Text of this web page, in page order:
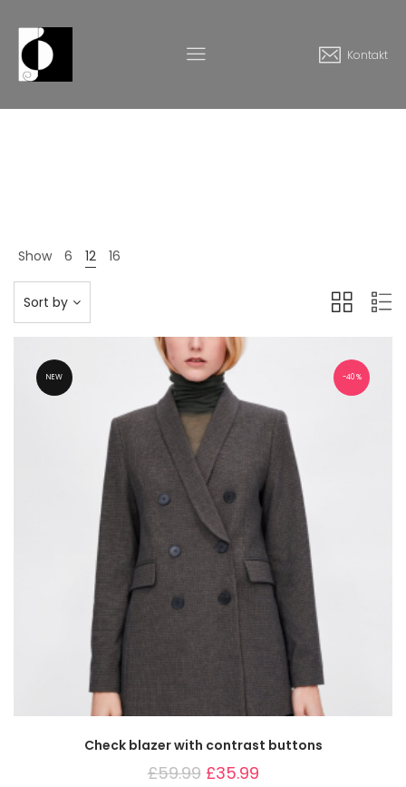
Kontakt
Show 6 12 16
Sort by
NEW 40%
Check blazer with contrast buttons
£59.99 £35.99